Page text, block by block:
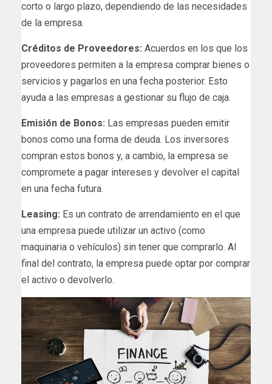
corto o largo plazo, dependiendo de las necesidades
de la empresa.
Créditos de Proveedores: Acuerdos en los que los
proveedores permiten a la empresa comprar bienes o
servicios y pagarlos en una fecha posterior. Esto
ayuda a las empresas a gestionar su flujo de caja.
Emisión de Bonos: Las empresas pueden emitir
bonos como una forma de deuda. Los inversores
compran estos bonos y, a cambio, la empresa se
compromete a pagar intereses y devolver el capital
en una fecha futura.
Leasing: Es un contrato de arrendamiento en el que
una empresa puede utilizar un activo (como
maquinaria o vehículos) sin tener que comprarlo. Al
final del contrato, la empresa puede optar por comprar
el activo o devolverlo.